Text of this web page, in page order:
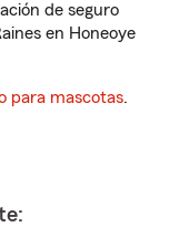
de seguro
en Honeoye
para mascotas.